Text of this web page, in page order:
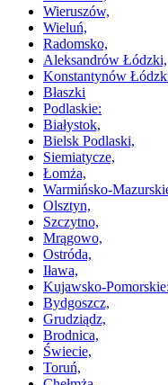
Wieruszów,
Wieluń,
Radomsko,
Aleksandrów Łódzki,
Konstantynów
Błaszki
Podlaskie:
Białystok,
Bielsk Podlaski,
Siemiatycze,
Łomża,
Warmińsko-
Olsztyn,
Szczytno,
Mrągowo,
Ostróda,
Iława,
Kujawsko-Pomorskie:
Bydgoszcz,
Grudziądz,
Brodnica,
Świecie,
Toruń,